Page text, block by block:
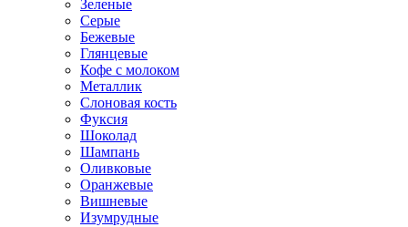
Зеленые
Серые
Бежевые
Глянцевые
Кофе с молоком
Металлик
Слоновая кость
Фуксия
Шоколад
Шампань
Оливковые
Оранжевые
Вишневые
Изумрудные